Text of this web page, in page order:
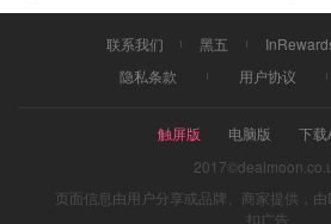
联系我们 黑五
隐私条款
用户协议
触屏版 电脑版
下载
页面信息由用户分享或品牌、商家提供，
扣广告